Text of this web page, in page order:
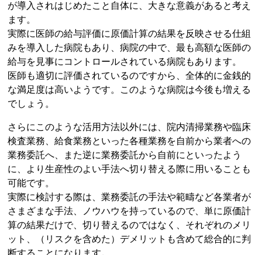
が導入されはじめたこと自体に、大きな意義があると考え
ます。
実際に医師の給与評価に原価計算の結果を反映させる仕組
みを導入した病院もあり、病院の中で、最も高額な医師の
給与を見事にコントロールされている病院もあります。
医師も適切に評価されているのですから、全体的に金銭的
な満足度は高いようです。このような病院は今後も増える
でしょう。
さらにこのような活用方法以外には、院内清掃業務や臨床
検査業務、給食業務といった各種業務を自前から業者への
業務委託へ、また逆に業務委託から自前にといったよう
に、より生産性のよい手法へ切り替える際に用いることも
可能です。
実際に検討する際は、業務委託の手法や範疇など各業者が
さまざまな手法、ノウハウを持っているので、単に原価計
算の結果だけで、切り替えるのではなく、それぞれのメリ
ット、（リスクを含めた）デメリットも含めて総合的に判
断することになります。